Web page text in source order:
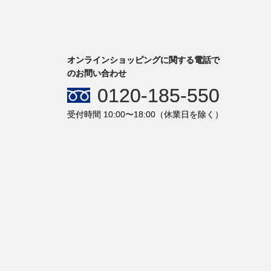
オンラインショッピングに関する電話で
のお問い合わせ
0120-185-550
受付時間 10:00〜18:00（休業日を除く）